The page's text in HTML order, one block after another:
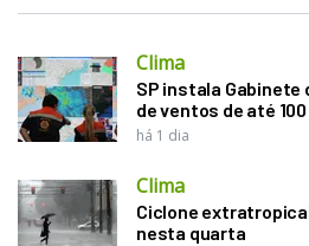
Clima
SP instala Gabinete
de ventos de até
há 1 dia
Clima
Ciclone
nesta quarta